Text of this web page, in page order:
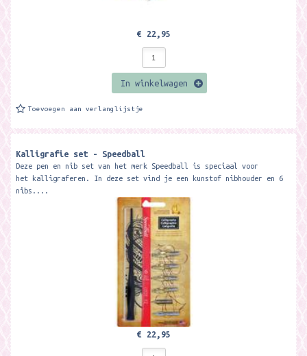
€ 22,95
In winkelwagen
Toevoegen aan verlanglijstje
Kalligrafie set - Speedball
Deze pen en nib set van het merk Speedball is speciaal voor
het kalligraferen. In deze set vind je een kunstof nibhouder en 6
nibs....
€ 22,95